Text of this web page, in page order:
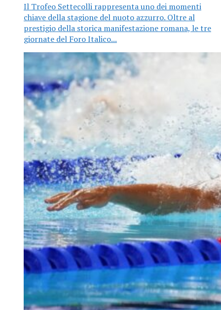
Il Trofeo Settecolli rappresenta uno dei momenti
chiave della stagione del nuoto azzurro. Oltre al
prestigio della storica manifestazione romana, le tre
giornate del Foro Italico...